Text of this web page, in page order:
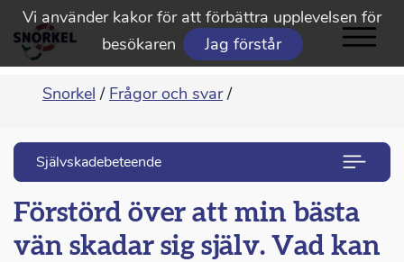
Vi använder kakor för att förbättra upplevelsen för
besökaren
Jag förstår
Snorkel / Frågor och svar /
Självskadebeteende
Förstörd över att min bästa
vän skadar sig själv. Vad kan